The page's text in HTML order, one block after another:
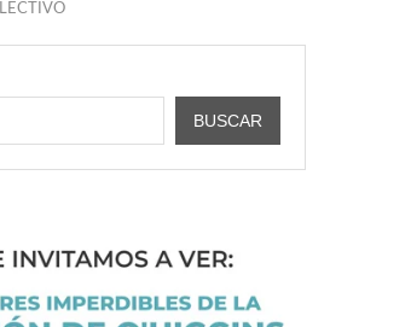
BUSCAR